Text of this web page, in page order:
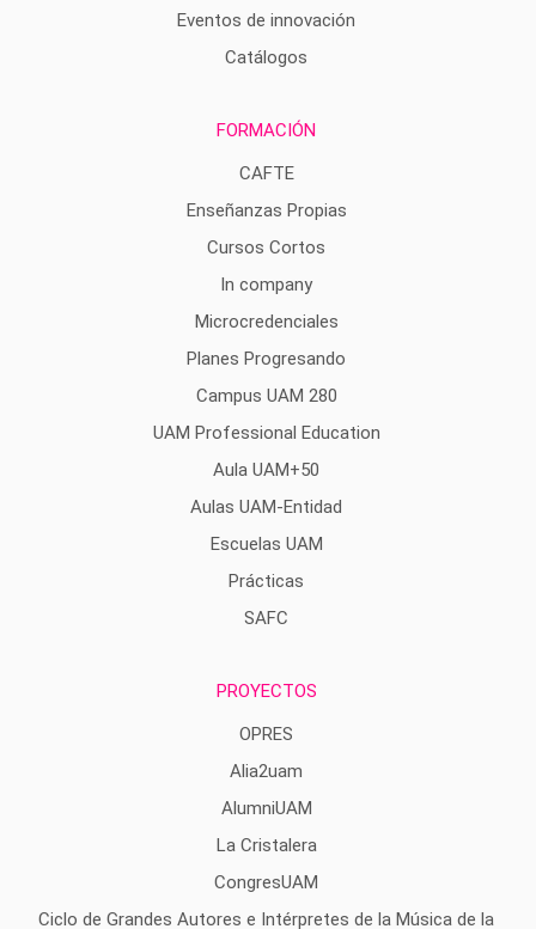
Eventos de innovación
Catálogos
FORMACIÓN
CAFTE
Enseñanzas Propias
Cursos Cortos
In company
Microcredenciales
Planes Progresando
Campus UAM 280
UAM Professional Education
Aula UAM+50
Aulas UAM-Entidad
Escuelas UAM
Prácticas
SAFC
PROYECTOS
OPRES
Alia2uam
AlumniUAM
La Cristalera
CongresUAM
Ciclo de Grandes Autores e Intérpretes de la Música de la